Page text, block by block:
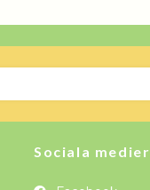
Sociala medier